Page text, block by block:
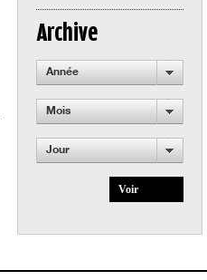
Archive
Année
Mois
Jour
Voir